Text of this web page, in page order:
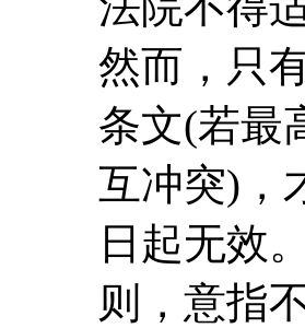
然而，只
条文(若最
互冲突)，
日起无效
则，意指